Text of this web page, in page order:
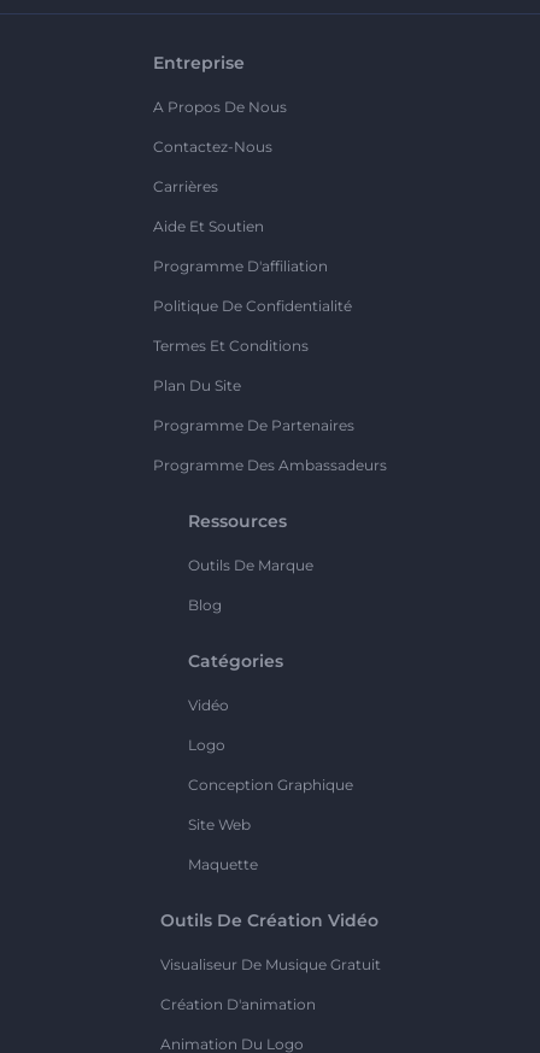
Entreprise
A Propos De Nous
Contactez-Nous
Carrières
Aide Et Soutien
Programme D'affiliation
Politique De Confidentialité
Termes Et Conditions
Plan Du Site
Programme De Partenaires
Programme Des Ambassadeurs
Ressources
Outils De Marque
Blog
Catégories
Vidéo
Logo
Conception Graphique
Site Web
Maquette
Outils De Création Vidéo
Visualiseur De Musique Gratuit
Création D'animation
Animation Du Logo